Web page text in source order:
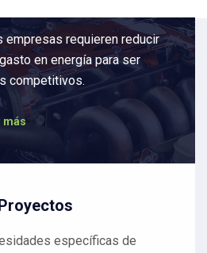
empresas requieren reducir
en energía para ser
competitivos.
más
específicas de